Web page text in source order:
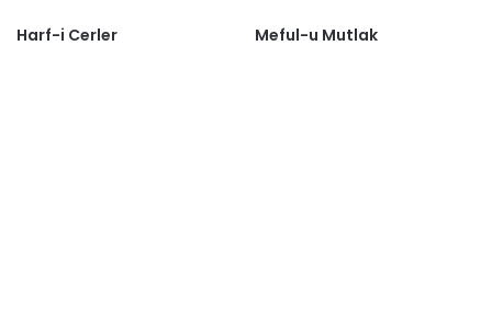
Harf-i Cerler Meful-u Mutlak